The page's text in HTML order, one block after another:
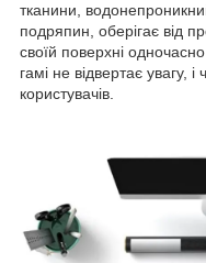
тканини,
подряпин, оберігає від
своїй поверхні
гамі не відвертає увагу, і
користувачів.